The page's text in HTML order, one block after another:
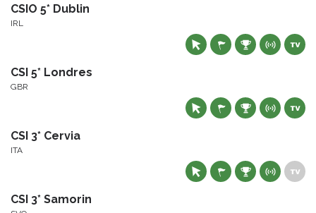
CSIO 5* Dublin
IRL
CSI 5* Londres
GBR
CSI 3* Cervia
ITA
CSI 3* Samorin